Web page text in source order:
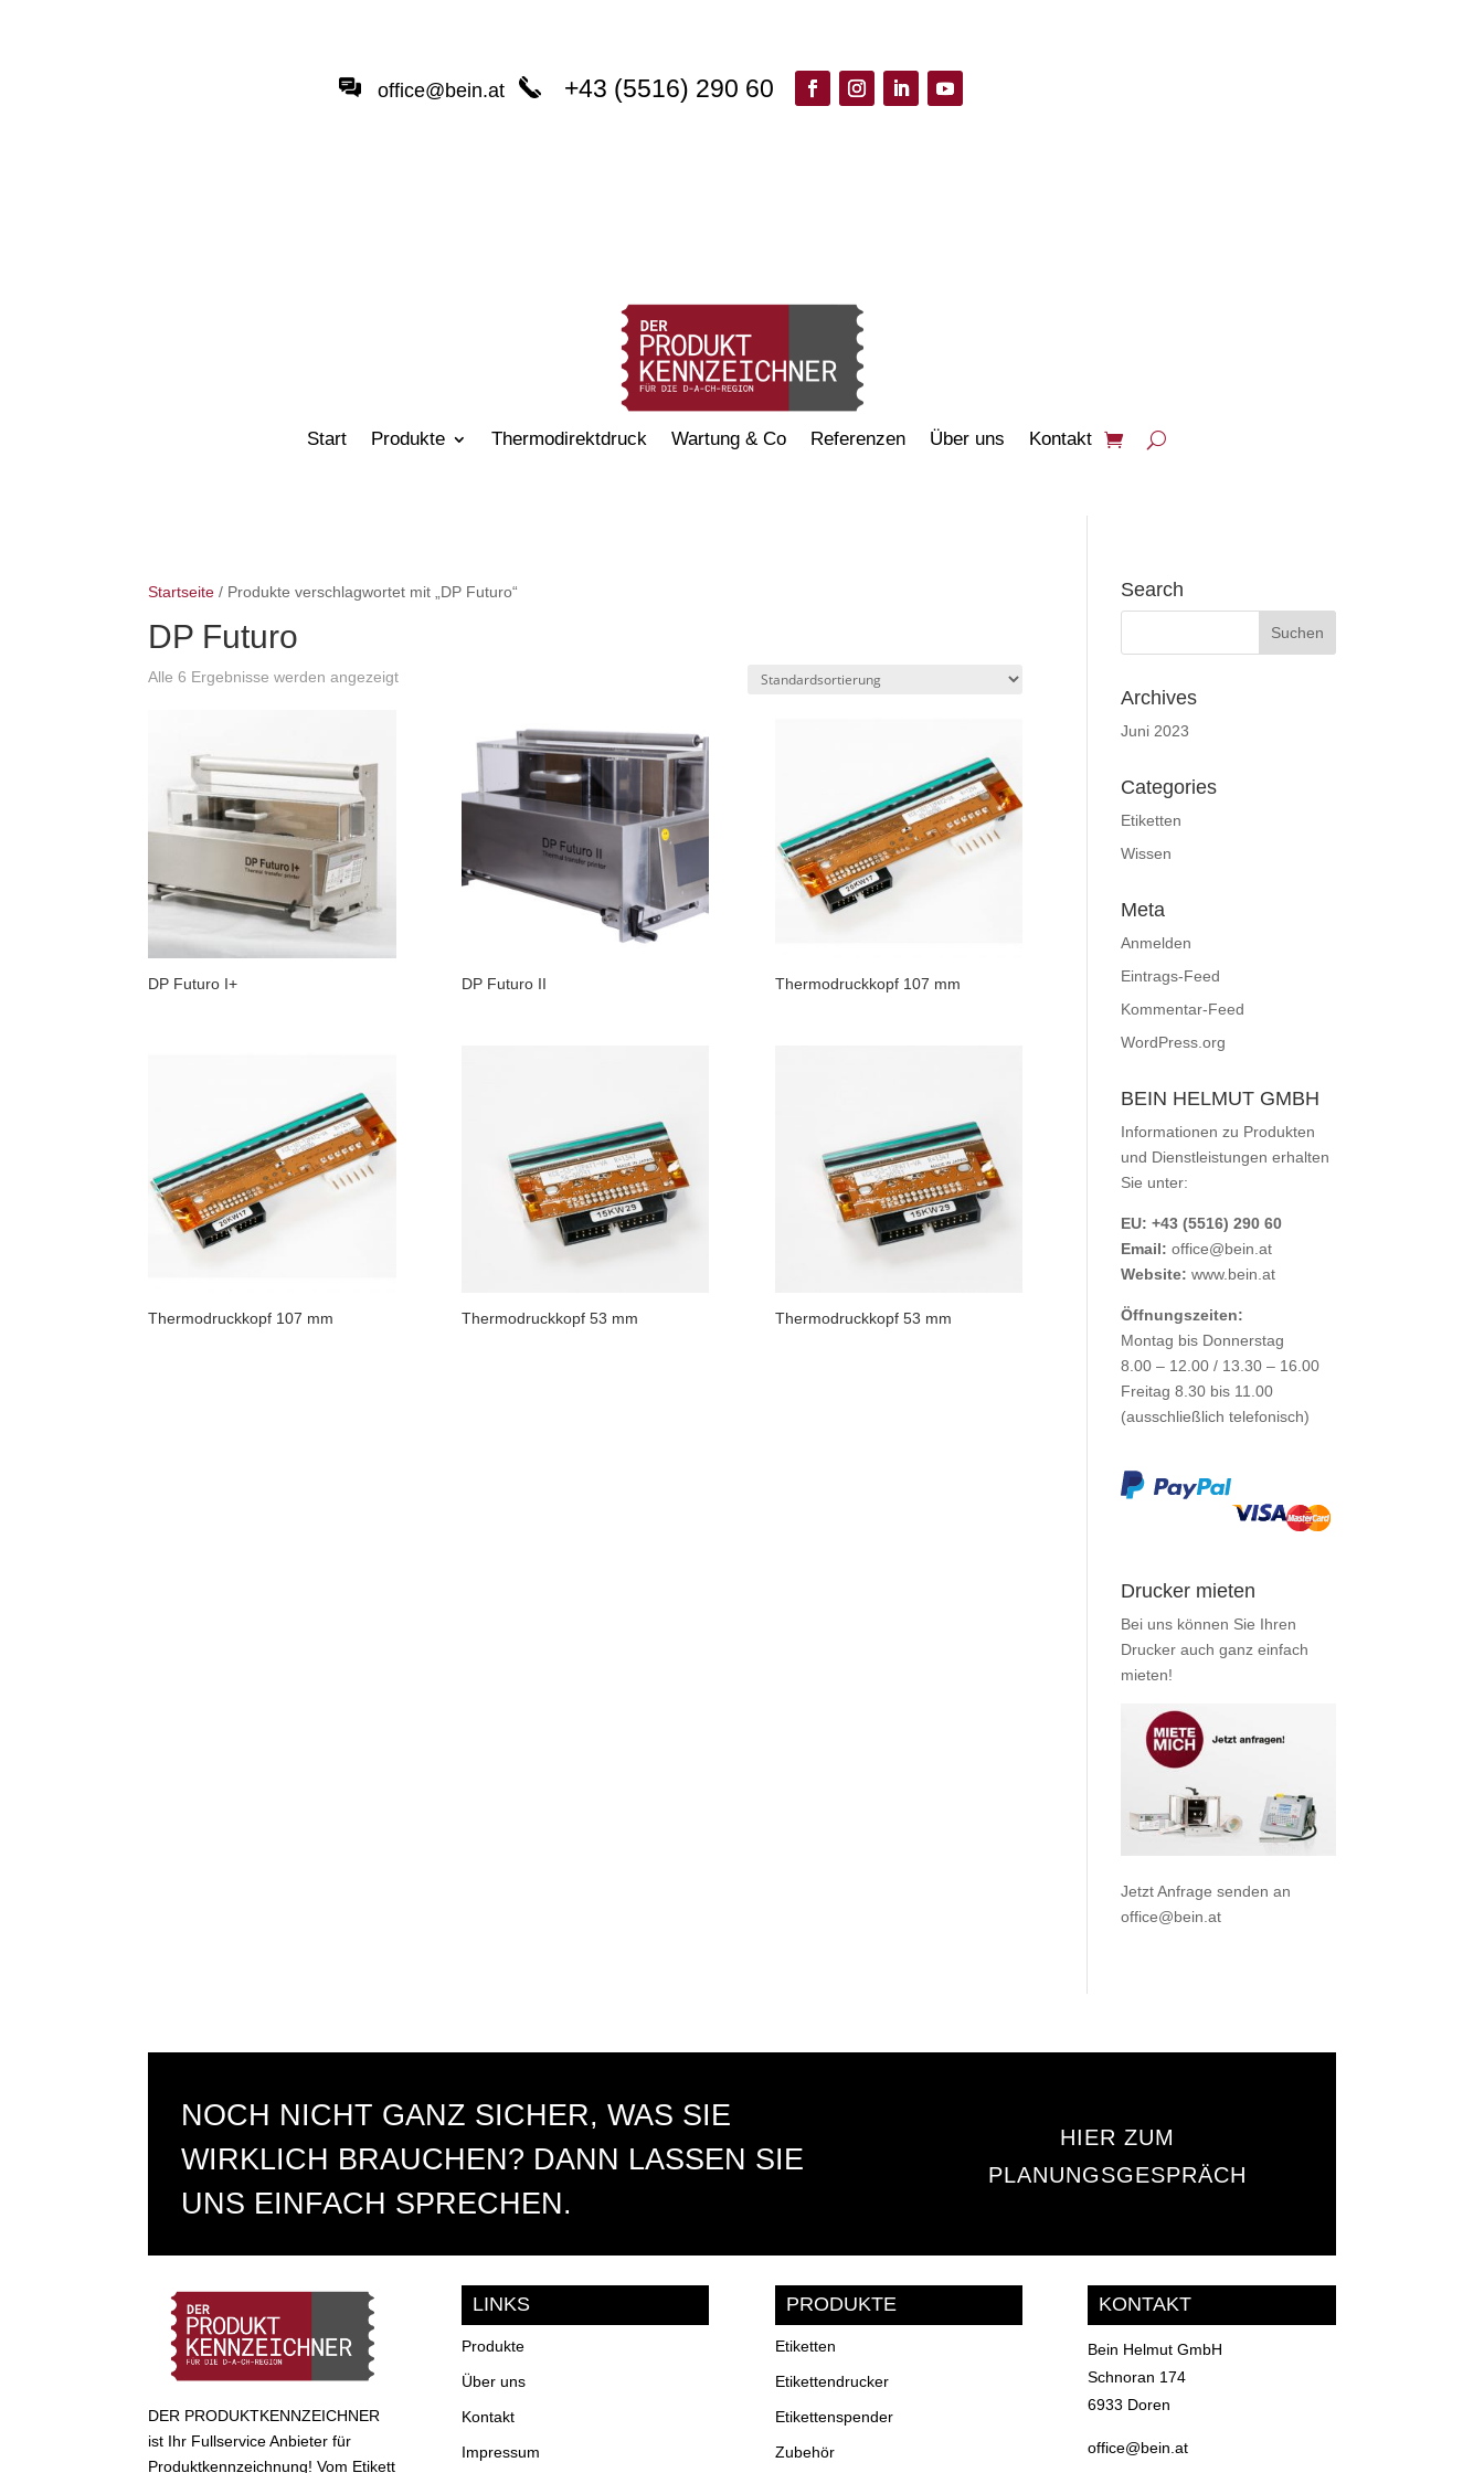
office@bein.at +43 (5516) 290 60
Start Produkte Thermodirektdruck Wartung & Co Referenzen Über uns Kontakt
Startseite / Produkte verschlagwortet mit „DP Futuro“
DP Futuro
Alle 6 Ergebnisse werden angezeigt
DP Futuro I+ DP Futuro II Thermodruckkopf 107 mm
Thermodruckkopf 107 mm Thermodruckkopf 53 mm Thermodruckkopf 53 mm
Search
Archives
Juni 2023
Categories
Etiketten
Wissen
Meta
Anmelden
Eintrags-Feed
Kommentar-Feed
WordPress.org
BEIN HELMUT GMBH
Informationen zu Produkten
und Dienstleistungen erhalten
Sie unter:
EU: +43 (5516) 290 60
Email: office@bein.at
Website: www.bein.at
Öffnungszeiten:
Montag bis Donnerstag
8.00 – 12.00 / 13.30 – 16.00
Freitag 8.30 bis 11.00
(ausschließlich telefonisch)
Drucker mieten
Bei uns können Sie Ihren
Drucker auch ganz einfach
mieten!
Jetzt Anfrage senden an
office@bein.at
NOCH NICHT GANZ SICHER, WAS SIE
WIRKLICH BRAUCHEN? DANN LASSEN SIE
UNS EINFACH SPRECHEN.
HIER ZUM
PLANUNGSGESPRÄCH
DER PRODUKTKENNZEICHNER
ist Ihr Fullservice Anbieter für
Produktkennzeichnung! Vom Etikett
LINKS
Produkte
Über uns
Kontakt
Impressum
PRODUKTE
Etiketten
Etikettendrucker
Etikettenspender
Zubehör
KONTAKT
Bein Helmut GmbH
Schnoran 174
6933 Doren
office@bein.at